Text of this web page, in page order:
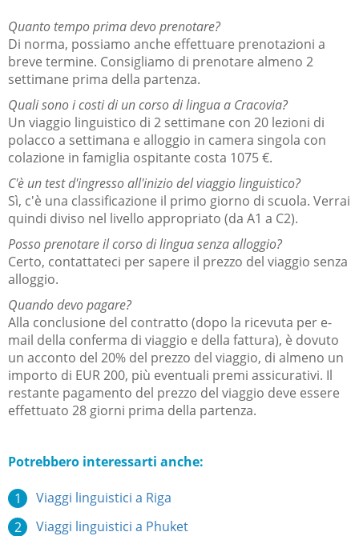
Quanto tempo prima devo prenotare?
Di norma, possiamo anche effettuare prenotazioni a
breve termine. Consigliamo di prenotare almeno 2
settimane prima della partenza.
Quali sono i costi di un corso di lingua a Cracovia?
Un viaggio linguistico di 2 settimane con 20 lezioni di
polacco a settimana e alloggio in camera singola con
colazione in famiglia ospitante costa 1075 €.
C'è un test d'ingresso all'inizio del viaggio linguistico?
Sì, c'è una classificazione il primo giorno di scuola. Verrai
quindi diviso nel livello appropriato (da A1 a C2).
Posso prenotare il corso di lingua senza alloggio?
Certo, contattateci per sapere il prezzo del viaggio senza
alloggio.
Quando devo pagare?
Alla conclusione del contratto (dopo la ricevuta per e-
mail della conferma di viaggio e della fattura), è dovuto
un acconto del 20% del prezzo del viaggio, di almeno un
importo di EUR 200, più eventuali premi assicurativi. Il
restante pagamento del prezzo del viaggio deve essere
effettuato 28 giorni prima della partenza.
Potrebbero interessarti anche:
Viaggi linguistici a Riga
Viaggi linguistici a Phuket